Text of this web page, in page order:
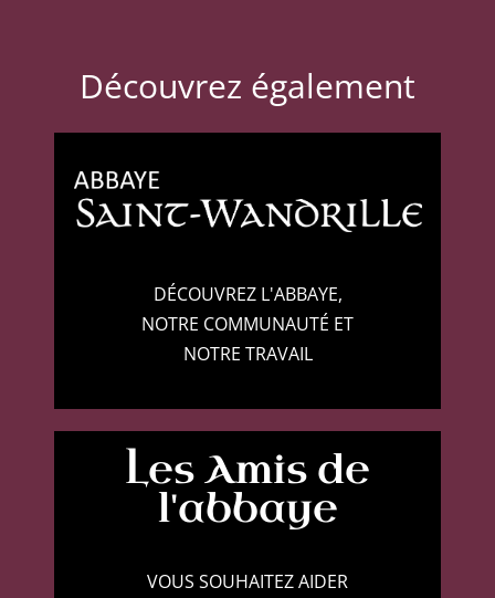
Découvrez également
DÉCOUVREZ L'ABBAYE,
NOTRE COMMUNAUTÉ ET
NOTRE TRAVAIL
Les Amis de
l'abbaye
VOUS SOUHAITEZ AIDER